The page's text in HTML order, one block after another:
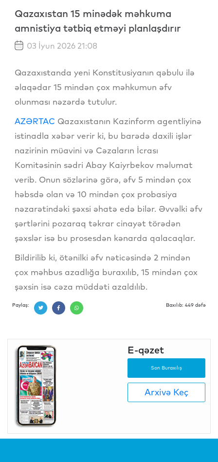
Qazaxıstan 15 minədək məhkuma
amnistiya tətbiq etməyi planlaşdırır
03 İyun 2026 21:08
Qazaxıstanda yeni Konstitusiyanın qəbulu ilə
əlaqədar 15 mindən çox məhkumun əfv
olunması nəzərdə tutulur.
AZƏRTAC Qazaxıstanın Kazinform agentliyinə
istinadla xəbər verir ki, bu barədə daxili işlər
nazirinin müavini və Cəzaların İcrası
Komitəsinin sədri Abay Kaiyrbekov məlumat
verib. Onun sözlərinə görə, əfv 5 mindən çox
həbsdə olan və 10 mindən çox probasiya
nəzarətindəki şəxsi əhatə edə bilər. Əvvəlki əfv
şərtlərini pozaraq təkrar cinayət törədən
şəxslər isə bu prosesdən kənarda qalacaqlar.
Bildirilib ki, ötənilki əfv nəticəsində 2 mindən
çox məhbus azadlığa buraxılıb, 15 mindən çox
şəxsin isə cəza müddəti azaldılıb.
Paylaş: Baxılıb: 449 dəfə
E-qəzet
Son Buraxılış
Arxivə Keç